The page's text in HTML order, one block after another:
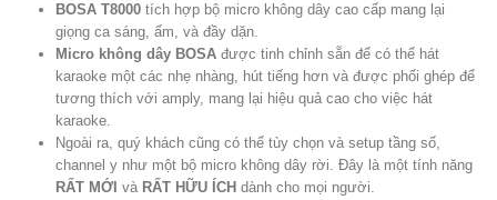
BOSA T8000tích hợp bộ micro không dây cao cấp mang lại
giọng ca sáng, ấm, và đầy dặn.
Micro không dây BOSA được tinh chỉnh sẵn để có thể hát
karaoke một các nhẹ nhàng, hút tiếng hơn và được phối ghép để
tương thích với amply, mang lại hiệu quả cao cho việc hát
karaoke.
Ngoài ra, quý khách cũng có thể tùy chọn và setup tầng số,
channel y như một bộ micro không dây rời. Đây là một tính năng
RẤT MỚI và RẤT HỮU ÍCH dành cho mọi người.